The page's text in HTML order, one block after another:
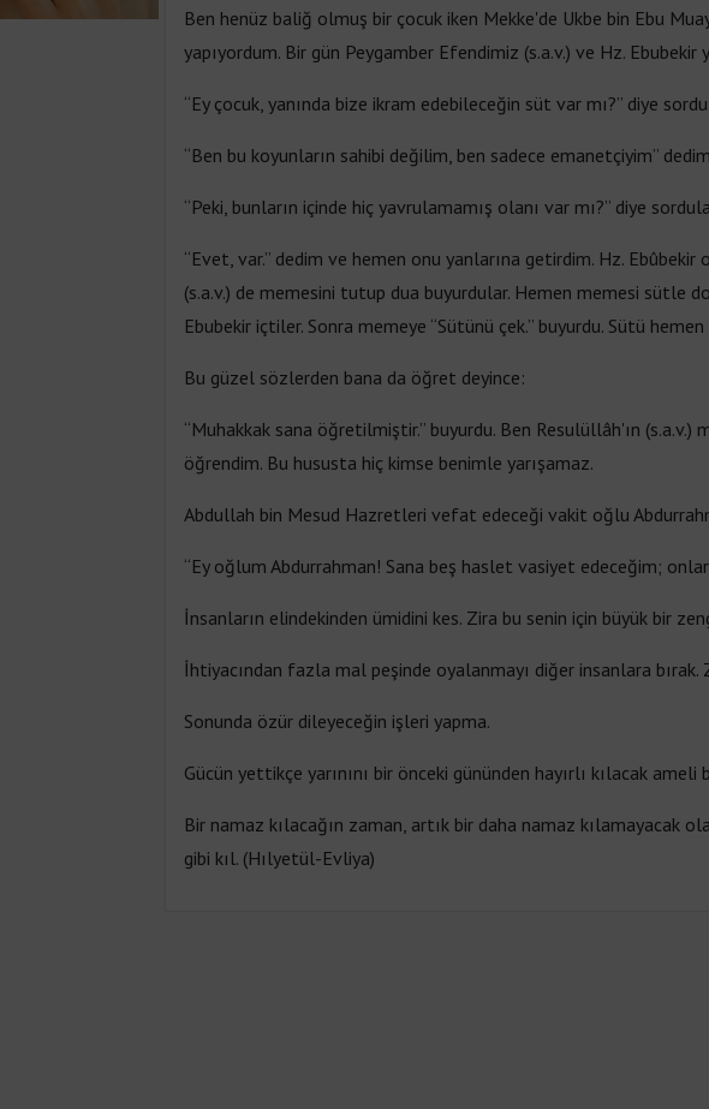
Ben henüz baliğ olmuş bir çocuk iken Mekke'de Ukbe bin Ebu
yapıyordum. Bir gün Peygamber Efendimiz (s.a.v.) ve Hz. Ebubekir
“Ey çocuk, yanında bize ikram edebileceğin süt var mı?” diye
“Ben bu koyunların sahibi değilim, ben sadece emanetçiyim”
“Peki, bunların içinde hiç yavrulamamış olanı var mı?” diye
“Evet, var.” dedim ve hemen onu yanlarına getirdim. Hz.
(s.a.v.) de memesini tutup dua buyurdular. Hemen memesi sütle
Ebubekir içtiler. Sonra memeye “Sütünü çek.” buyurdu. Sütü
Bu güzel sözlerden bana da öğret deyince:
“Muhakkak sana öğretilmiştir.” buyurdu. Ben Resulüllâh'ın (s.a.v.)
öğrendim. Bu hususta hiç kimse benimle yarışamaz.
Abdullah bin Mesud Hazretleri vefat edeceği vakit oğlu
“Ey oğlum Abdurrahman! Sana beş haslet vasiyet edeceğim;
İnsanların elindekinden ümidini kes. Zira bu senin için büyük bir
İhtiyacından fazla mal peşinde oyalanmayı diğer insanlara
Sonunda özür dileyeceğin işleri yapma.
Gücün yettikçe yarınını bir önceki gününden hayırlı kılacak ameli
Bir namaz kılacağın zaman, artık bir daha namaz kılamayacak
gibi kıl. (Hılyetül-Evliya)